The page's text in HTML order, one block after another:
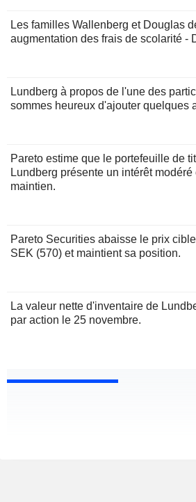
Les familles Wallenberg et Douglas
augmentation des frais de scolarité -
Lundberg à propos de l'une des
sommes heureux d'ajouter quelques
Pareto estime que le portefeuille de
Lundberg présente un intérêt modéré
maintien.
Pareto Securities abaisse le prix
SEK (570) et maintient sa position.
La valeur nette d'inventaire de
par action le 25 novembre.